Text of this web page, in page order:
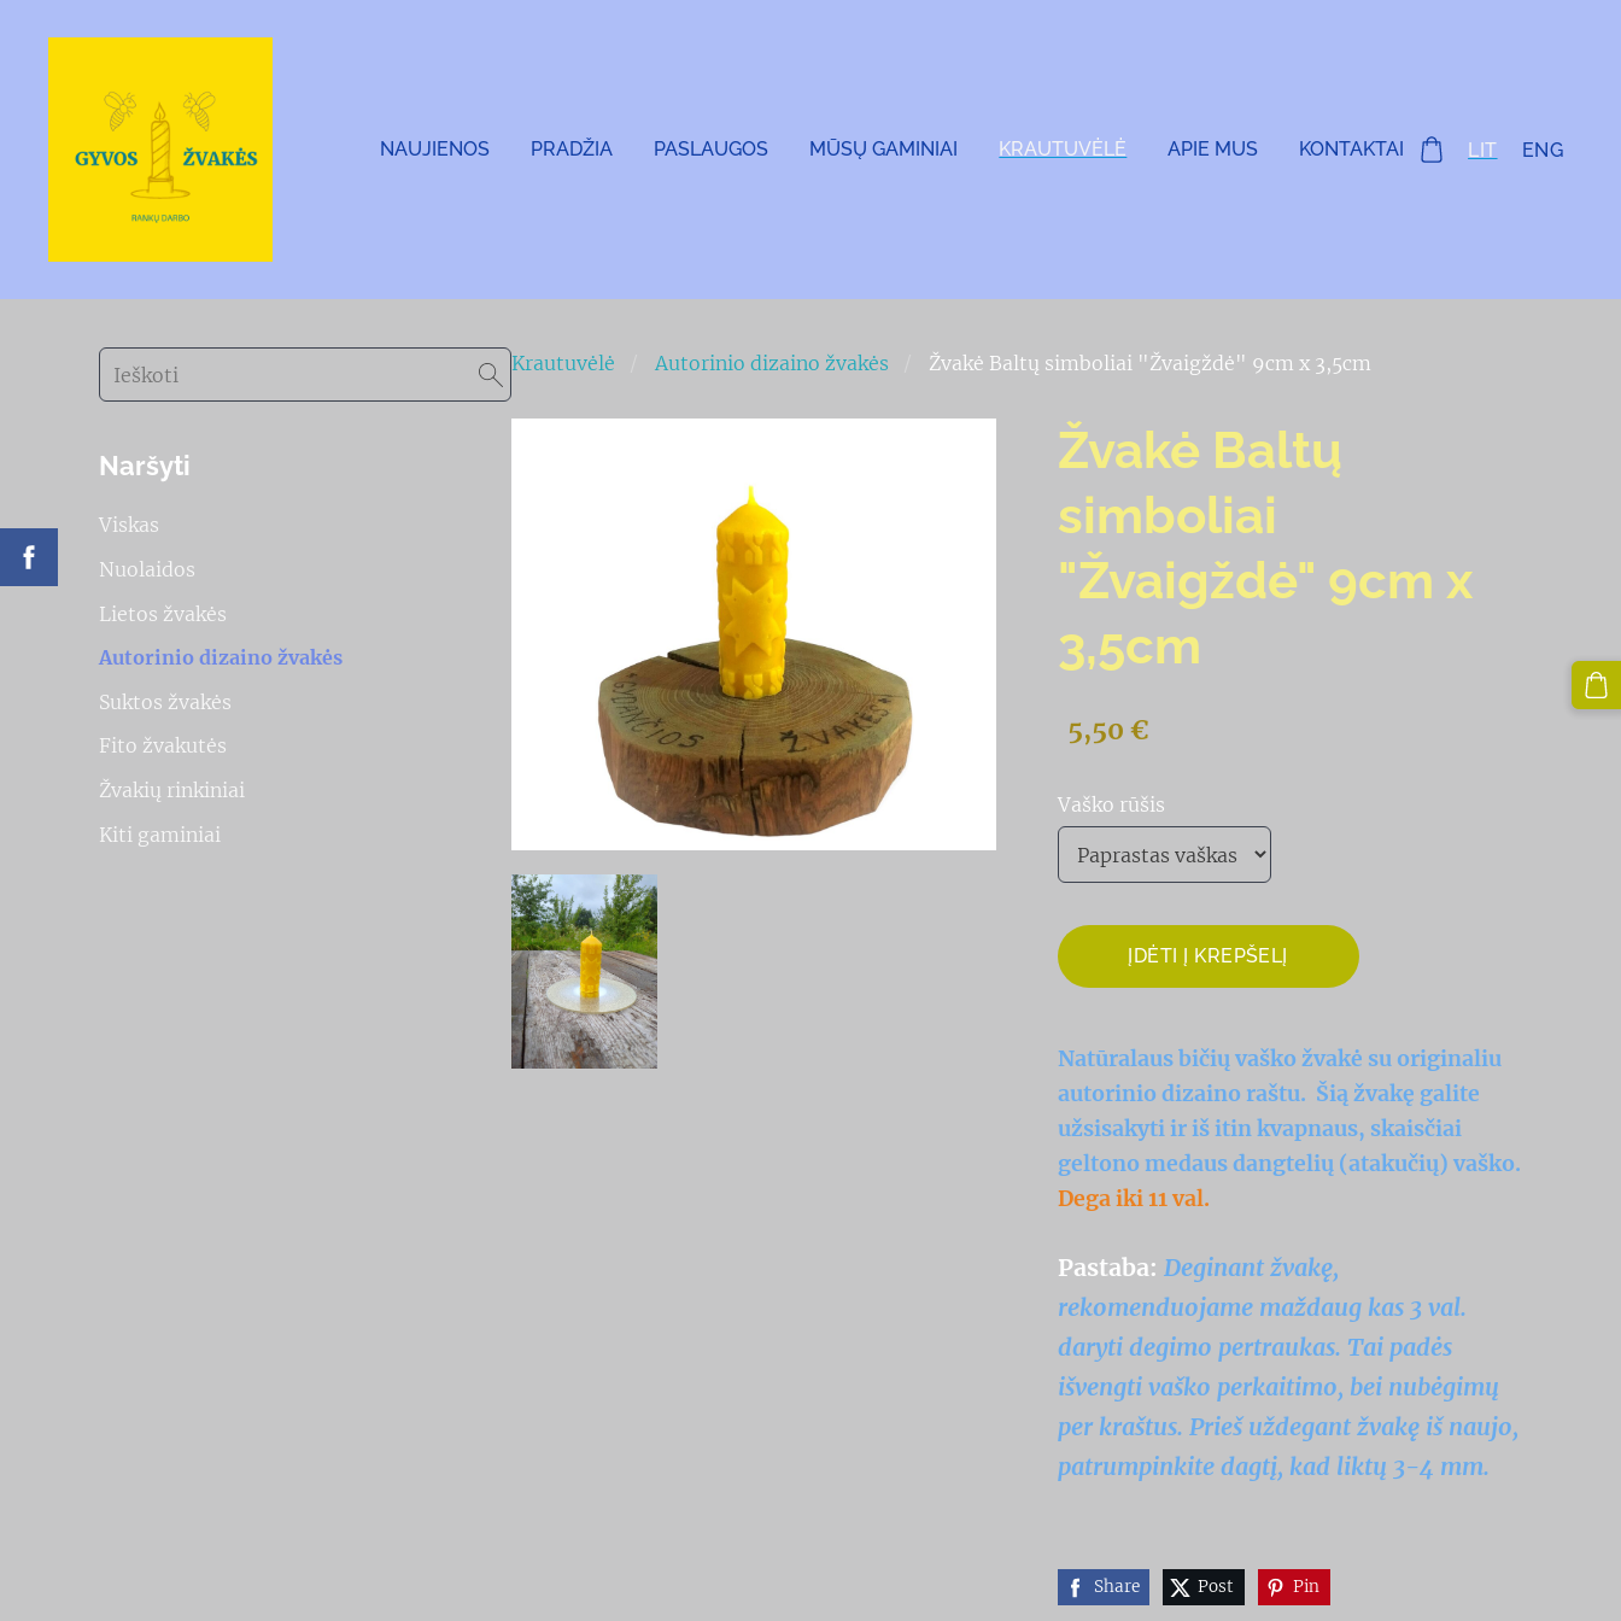
NAUJIENOS PRADŽIA PASLAUGOS MŪSŲ GAMINIAI KRAUTUVĖLĖ APIE MUS KONTAKTAI LIT ENG
Naršyti
Viskas
Nuolaidos
Lietos žvakės
Autorinio dizaino žvakės
Suktos žvakės
Fito žvakutės
Žvakių rinkiniai
Kiti gaminiai
Krautuvėlė Autorinio dizaino žvakės Žvakė Baltų simboliai "Žvaigždė" 9cm x 3,5cm
Žvakė Baltų
simboliai
"Žvaigždė" 9cm x
3,5cm
5,50 €
Vaško rūšis
ĮDĖTI Į KREPŠELĮ
Natūralaus bičių vaško žvakė su originaliu
autorinio dizaino raštu. Šią žvakę galite
užsisakyti ir iš itin kvapnaus, skaisčiai
geltono medaus dangtelių (atakučių) vaško.
Dega iki 11 val.
Pastaba: Deginant žvakę,
rekomenduojame maždaug kas 3 val.
daryti degimo pertraukas. Tai padės
išvengti vaško perkaitimo, bei nubėgimų
per kraštus. Prieš uždegant žvakę iš naujo,
patrumpinkite dagtį, kad liktų 3-4 mm.
Share Post Pin